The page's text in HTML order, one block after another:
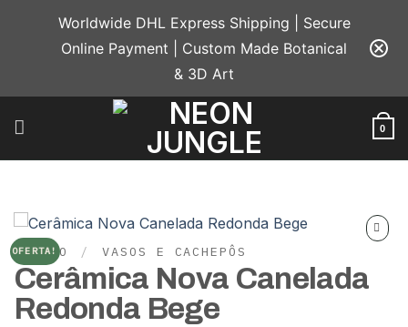
Worldwide DHL Express Shipping | Secure
Online Payment | Custom Made Botanical
& 3D Art
0
OFERTA!
wishlist
INÍCIO / VASOS E CACHEPÔS
Cerâmica Nova Canelada
Redonda Bege